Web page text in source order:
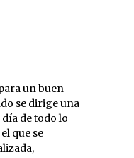
un buen
se dirige una
de todo lo
que se